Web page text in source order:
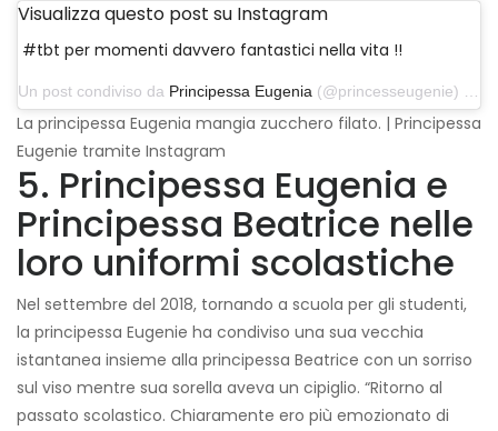
Visualizza questo post su Instagram
#tbt per momenti davvero fantastici nella vita !!
Un post condiviso da Principessa Eugenia (@princesseugenie) il 13 settembre 2018 alle 8:59 PDT
La principessa Eugenia mangia zucchero filato. | Principessa
Eugenie tramite Instagram
5. Principessa Eugenia e
Principessa Beatrice nelle
loro uniformi scolastiche
Nel settembre del 2018, tornando a scuola per gli studenti,
la principessa Eugenie ha condiviso una sua vecchia
istantanea insieme alla principessa Beatrice con un sorriso
sul viso mentre sua sorella aveva un cipiglio. “Ritorno al
passato scolastico. Chiaramente ero più emozionato di